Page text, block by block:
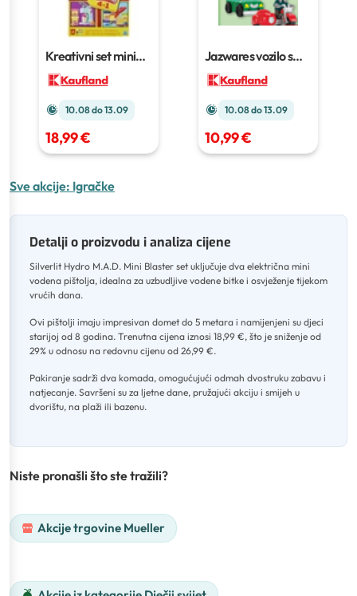
Kreativni set mini
10.08 do 13.09
18,99 €
Jazwares vozilo s
10.08 do 13.09
10,99 €
Sve akcije: Igračke
Detalji o proizvodu i analiza cijene
Silverlit Hydro M.A.D. Mini Blaster set uključuje dva električna mini
vodena pištolja, idealna za uzbudljive vodene bitke i osvježenje tijekom
vrućih dana.
Ovi pištolji imaju impresivan domet do 5 metara i namijenjeni su djeci
starijoj od 8 godina. Trenutna cijena iznosi 18,99 €, što je sniženje od
29% u odnosu na redovnu cijenu od 26,99 €.
Pakiranje sadrži dva komada, omogućujući odmah dvostruku zabavu i
natjecanje. Savršeni su za ljetne dane, pružajući akciju i smijeh u
dvorištu, na plaži ili bazenu.
Niste pronašli što ste tražili?
Akcije trgovine Mueller